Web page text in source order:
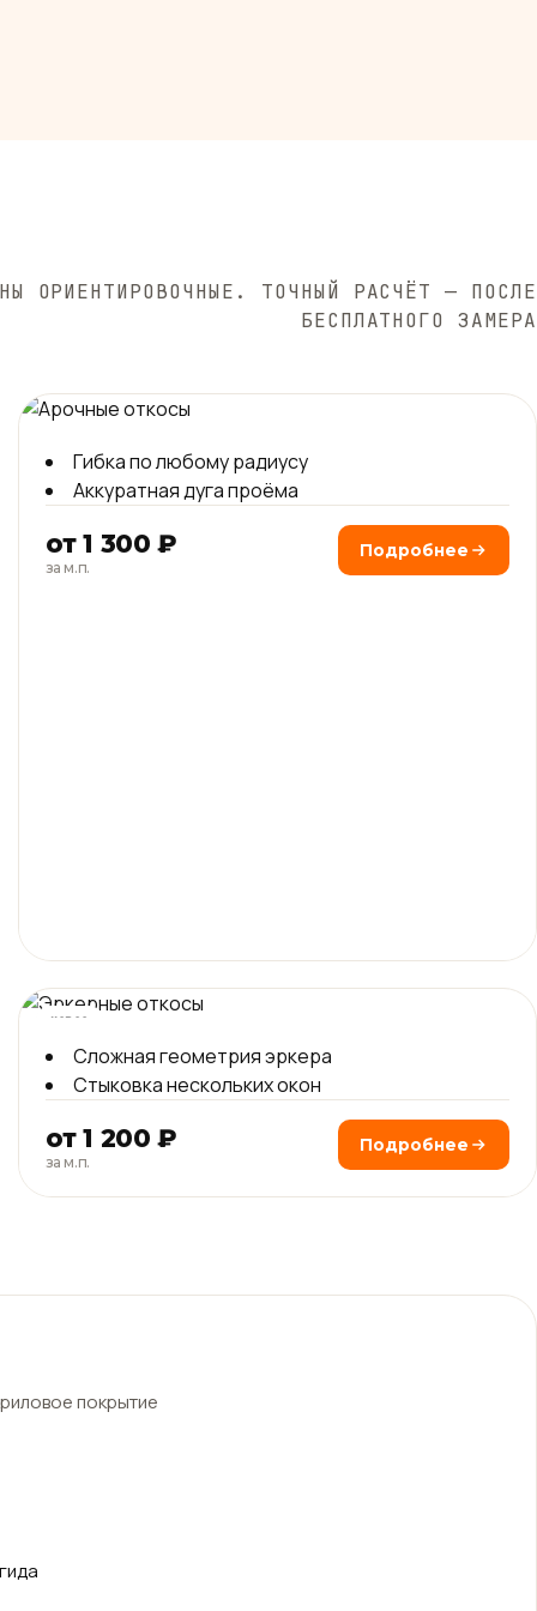
ОРИЕНТИРОВОЧНЫЕ. ТОЧНЫЙ РАСЧЁТ — ПОСЛЕ
БЕСПЛАТНОГО ЗАМЕРА
Гибка по любому радиусу
Аккуратная дуга проёма
от 1 300 ₽
за м.п.
Подробнее
новое
Сложная геометрия эркера
Стыковка нескольких окон
от 1 200 ₽
за м.п.
Подробнее
покрытие